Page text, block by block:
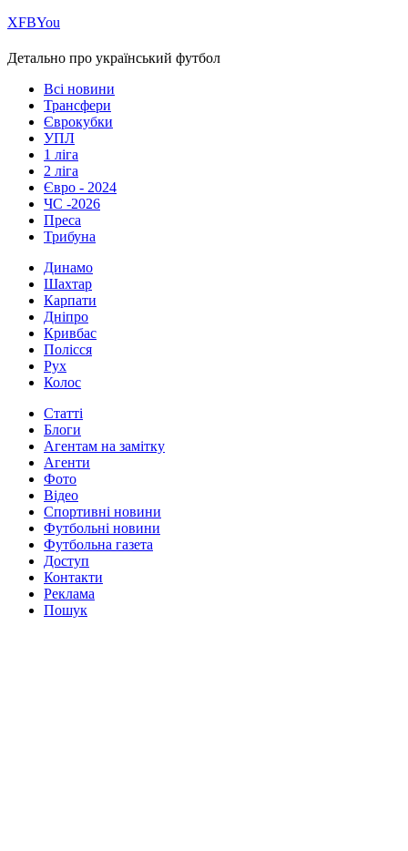
ХFBYou
Детально про український футбол
Всі новини
Трансфери
Єврокубки
УПЛ
1 ліга
2 ліга
Євро - 2024
ЧС -2026
Преса
Трибуна
Динамо
Шахтар
Карпати
Дніпро
Кривбас
Полісся
Рух
Колос
Статті
Блоги
Агентам на замітку
Агенти
Фото
Відео
Спортивні новини
Футбольні новини
Футбольна газета
Доступ
Контакти
Реклама
Пошук